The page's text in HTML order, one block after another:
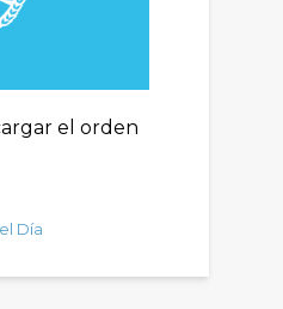
el orden
Día